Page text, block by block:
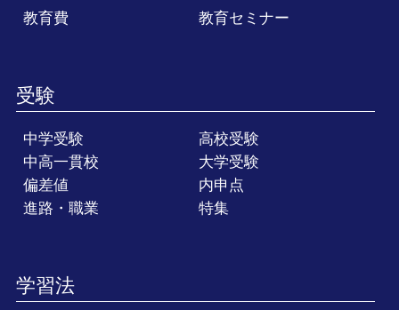
教育費 教育セミナー
受験
中学受験
高校受験
中高一貫校
大学受験
偏差値
内申点
進路・職業
特集
学習法